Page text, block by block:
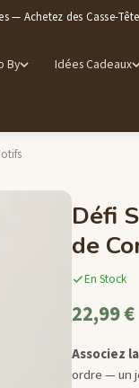
— Achetez des Casse-
By Idées Cadeaux
Défi
de
En Stock
22,99 €
Associez
ordre — un